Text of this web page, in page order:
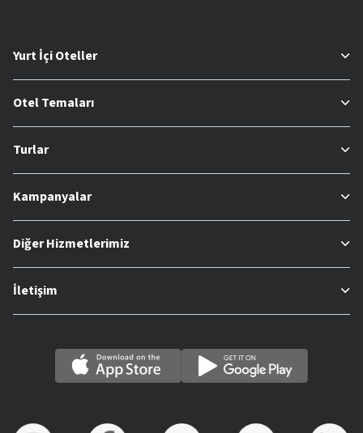
Yurt İçi Oteller
Otel Temaları
Turlar
Kampanyalar
Diğer Hizmetlerimiz
İletişim